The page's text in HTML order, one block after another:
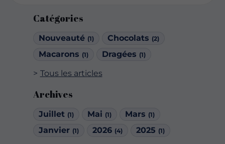
Catégories
Nouveauté (1) Chocolats (2)
Macarons (1) Dragées (1)
Tous les articles
Archives
Juillet (1) Mai (1) Mars (1)
Janvier (1) 2026 (4) 2025 (1)
souvent associées à des traditions, sont
réceptions nuptiales. Mais alors, combien de
dragées prévoir par invité pour garantir un
d'explorer cette question sous différents